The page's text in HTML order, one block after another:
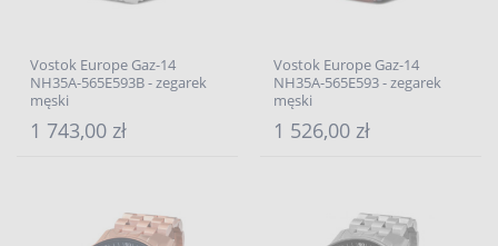
Vostok Europe Gaz-14
NH35A-565E593B - zegarek
męski
1 743,00 zł
Vostok Europe Gaz-14
NH35A-565E593 - zegarek
męski
1 526,00 zł